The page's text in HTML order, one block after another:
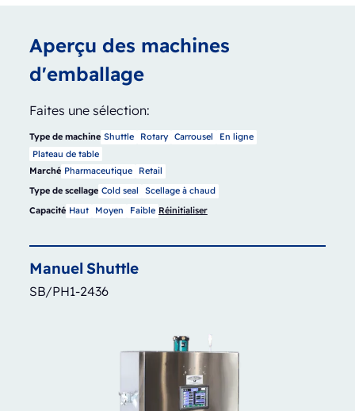
Aperçu des machines
d'emballage
Faites une sélection:
Type de machine Shuttle Rotary Carrousel
En ligne
Plateau de table
Marché Pharmaceutique
Retail
Type de scellage Cold seal
Scellage à chaud
Capacité Haut Moyen Faible Réinitialiser
Manuel Shuttle
SB/PH1-2436